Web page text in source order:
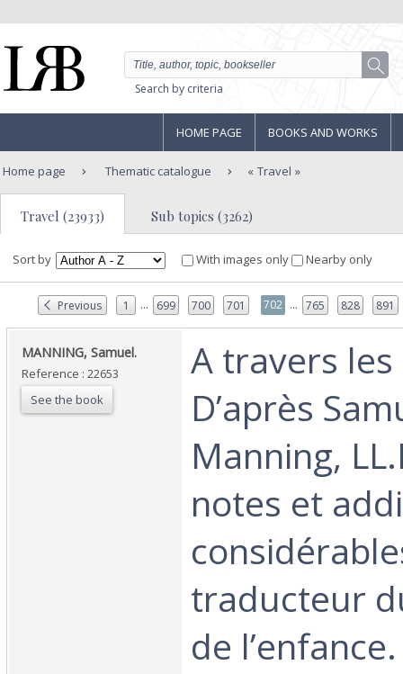
Search by criteria
HOME PAGE BOOKS AND WORKS
Home page Thematic catalogue Travel
Travel (23933) Sub topics (3262)
Sort by With images only Nearby only
Previous 1 ... 699 700 701 702 ... 765 828 891
‎MANNING, Samuel.‎
Reference : 22653
See the book
‎A travers
D’après
Manning,
notes et
traducteur
de l’enfance.‎